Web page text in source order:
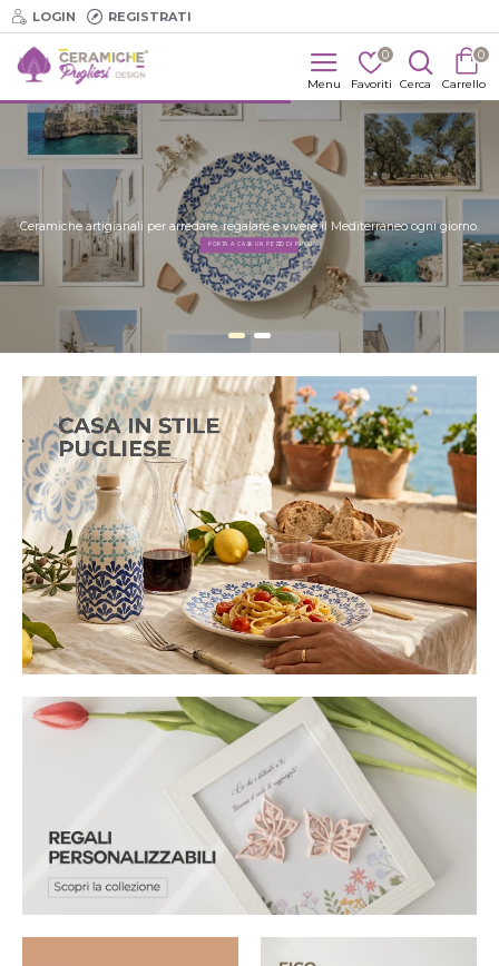
LOGIN REGISTRATI
0 0
Ceramiche artigianali per arredare, regalare e vivere il Mediterraneo ogni giorno.
PORTA A CASA UN PEZZO DI PUGLIA